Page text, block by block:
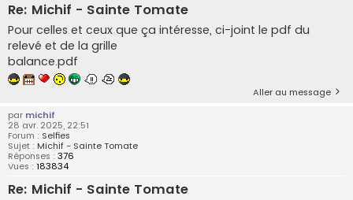
Re: Michif - Sainte Tomate
Pour celles et ceux que ça intéresse, ci-joint le pdf du
relevé et de la grille
balance.pdf
Aller au message
par michif
28 avr. 2025, 22:51
Forum : Selfies
Sujet : Michif - Sainte Tomate
Réponses : 376
Vues : 183834
Re: Michif - Sainte Tomate